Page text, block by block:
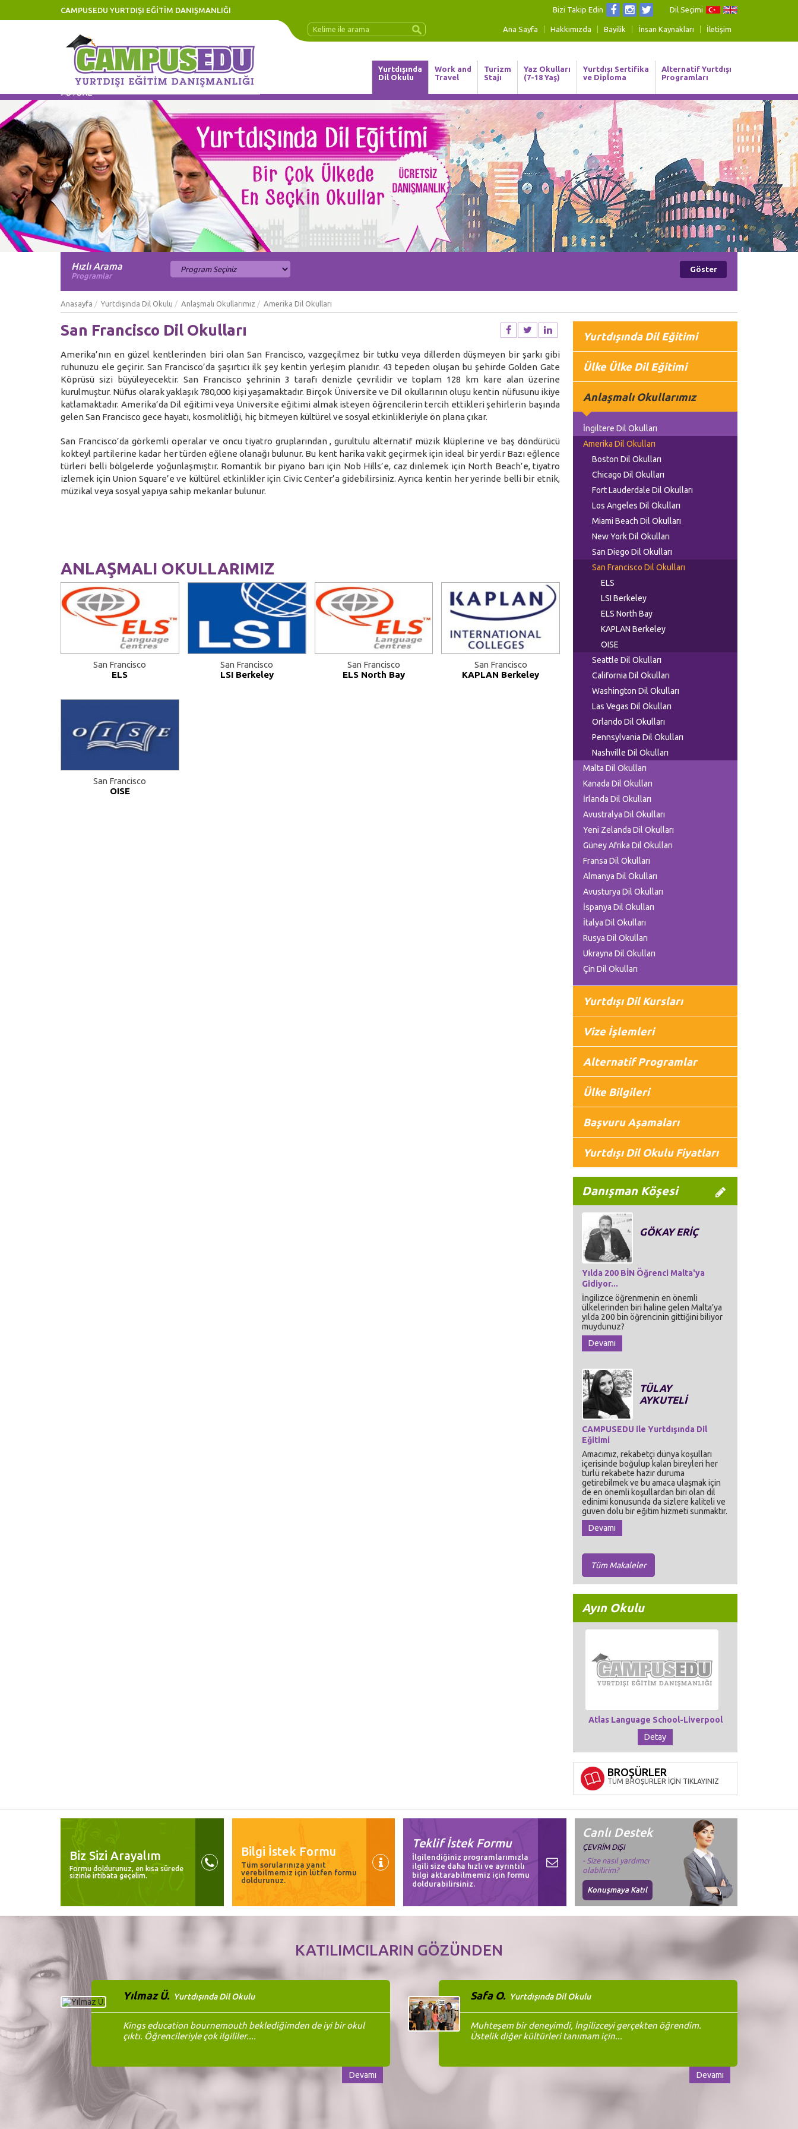
CAMPUSEDU YURTDIŞI EĞİTİM DANIŞMANLIĞI Dil Seçimi
Bizi Takip Edin
Ana Sayfa Hakkımızda Bayilik İnsan Kaynakları İletişim
Yurtdışında
Dil Okulu
Work and
Travel
Turizm
Stajı
Yaz Okulları
(7-18 Yaş)
Yurtdışı Sertifika
ve Diploma
Alternatif Yurtdışı
Programları
Eğitiminize Yatırım, Geleceğinize Yatırımdır! Invest in YOURSELF, Invest in Your
FUTURE
Hızlı Arama
Programlar
Anasayfa Yurtdışında Dil Okulu Anlaşmalı Okullarımız Amerika Dil Okulları
San Francisco Dil Okulları
Amerika’nın en güzel kentlerinden biri olan San Francisco, vazgeçilmez bir tutku veya dillerden düşmeyen bir şarkı gibi
ruhunuzu ele geçirir. San Francisco’da şaşırtıcı ilk şey kentin yerleşim planıdır. 43 tepeden oluşan bu şehirde Golden Gate
Köprüsü sizi büyüleyecektir. San Francisco şehrinin 3 tarafı denizle çevrilidir ve toplam 128 km kare alan üzerine
kurulmuştur. Nüfus olarak yaklaşık 780,000 kişi yaşamaktadır. Birçok Üniversite ve Dil okullarının oluşu kentin nüfusunu ikiye
katlamaktadır. Amerika’da Dil eğitimi veya Üniversite eğitimi almak isteyen öğrencilerin tercih ettikleri şehirlerin başında
gelen San Francisco gece hayatı, kosmolitliği, hiç bitmeyen kültürel ve sosyal etkinlikleriyle ön plana çıkar.
San Francisco’da görkemli operalar ve oncu tiyatro gruplarından , gurultulu alternatif müzik klüplerine ve baş döndürücü
kokteyl partilerine kadar her türden eğlene olanağı bulunur. Bu kent harika vakit geçirmek için ideal bir yerdi.r Bazı eğlence
türleri belli bölgelerde yoğunlaşmıştır. Romantik bir piyano barı için Nob Hills’e, caz dinlemek için North Beach’e, tiyatro
izlemek için Union Square’e ve kültürel etkinlikler için Civic Center’a gidebilirsiniz. Ayrıca kentin her yerinde belli bir etnik,
müzikal veya sosyal yapıya sahip mekanlar bulunur.
ANLAŞMALI OKULLARIMIZ
San Francisco
ELS
San Francisco
LSI Berkeley
San Francisco
ELS North Bay
San Francisco
KAPLAN Berkeley
San Francisco
OISE
Yurtdışında Dil Eğitimi
Ülke Ülke Dil Eğitimi
Anlaşmalı Okullarımız
İngiltere Dil Okulları
Amerika Dil Okulları
Boston Dil Okulları
Chicago Dil Okulları
Fort Lauderdale Dil Okulları
Los Angeles Dil Okulları
Miami Beach Dil Okulları
New York Dil Okulları
San Diego Dil Okulları
San Francisco Dil Okulları
ELS
LSI Berkeley
ELS North Bay
KAPLAN Berkeley
OISE
Seattle Dil Okulları
California Dil Okulları
Washington Dil Okulları
Las Vegas Dil Okulları
Orlando Dil Okulları
Pennsylvania Dil Okulları
Nashville Dil Okulları
Malta Dil Okulları
Kanada Dil Okulları
İrlanda Dil Okulları
Avustralya Dil Okulları
Yeni Zelanda Dil Okulları
Güney Afrika Dil Okulları
Fransa Dil Okulları
Almanya Dil Okulları
Avusturya Dil Okulları
İspanya Dil Okulları
İtalya Dil Okulları
Rusya Dil Okulları
Ukrayna Dil Okulları
Çin Dil Okulları
Yurtdışı Dil Kursları
Vize İşlemleri
Alternatif Programlar
Ülke Bilgileri
Başvuru Aşamaları
Yurtdışı Dil Okulu Fiyatları
Danışman Köşesi
GÖKAY ERİÇ
Yılda 200 BİN Öğrenci Malta'ya
Gidiyor...
İngilizce öğrenmenin en önemli
ülkelerinden biri haline gelen Malta’ya
yılda 200 bin öğrencinin gittiğini biliyor
muydunuz?
Devamı
TÜLAY
AYKUTELİ
CAMPUSEDU ile Yurtdışında Dil
Eğitimi
Amacımız, rekabetçi dünya koşulları
içerisinde boğulup kalan bireyleri her
türlü rekabete hazır duruma
getirebilmek ve bu amaca ulaşmak için
de en önemli koşullardan biri olan dil
edinimi konusunda da sizlere kaliteli ve
güven dolu bir eğitim hizmeti sunmaktır.
Devamı
Tüm Makaleler
Ayın Okulu
Atlas Language School-Liverpool
Detay
BROŞÜRLER
TÜM BROŞÜRLER İÇİN TIKLAYINIZ
Biz Sizi Arayalım
Formu doldurunuz, en kısa sürede
sizinle irtibata geçelim.
Bilgi İstek Formu
Tüm sorularınıza yanıt
verebilmemiz için lütfen formu
doldurunuz.
Teklif İstek Formu
İlgilendiğiniz programlarımızla
ilgili size daha hızlı ve ayrıntılı
bilgi aktarabilmemiz için formu
doldurabilirsiniz.
Canlı Destek
ÇEVRİM DIŞI
- Size nasıl yardımcı
olabilirim?
Konuşmaya Katıl
KATILIMCILARIN GÖZÜNDEN
Yılmaz Ü. Yurtdışında Dil Okulu
Kings education bournemouth beklediğimden de iyi bir okul
çıktı. Öğrencileriyle çok ilgililer....
Devamı
Safa O. Yurtdışında Dil Okulu
Muhteşem bir deneyimdi, İngilizceyi gerçekten öğrendim.
Üstelik diğer kültürleri tanımam için...
Devamı